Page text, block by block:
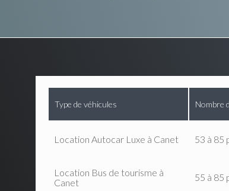
Type de véhicules Nombre
Location Autocar Luxe à Canet 53 à 85
Location Bus de tourisme à
Canet
55 à 85